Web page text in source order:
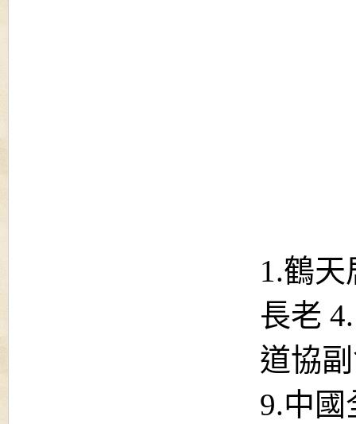
1.鶴
長老
道協
9.中國